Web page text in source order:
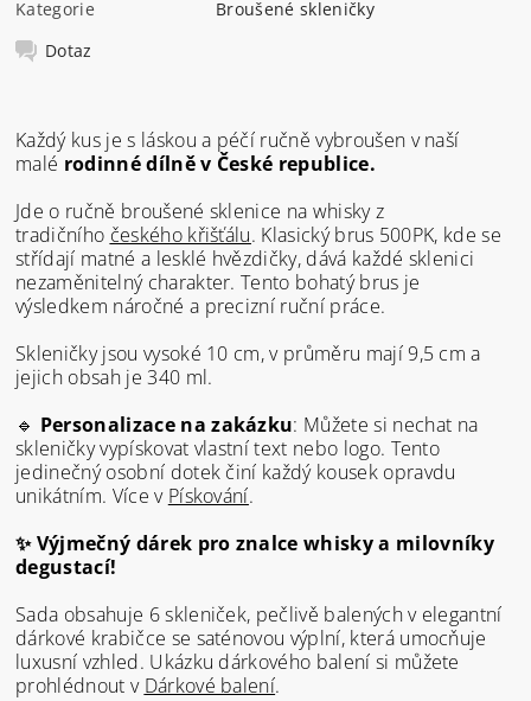
Kategorie
Broušené skleničky
Dotaz
Každý kus je s láskou a péčí ručně vybroušen v naší
malé rodinné dílně v České republice.
Jde o ručně broušené sklenice na whisky z
tradičního českého křišťálu. Klasický brus 500PK, kde se
střídají matné a lesklé hvězdičky, dává každé sklenici
nezaměnitelný charakter. Tento bohatý brus je
výsledkem náročné a precizní ruční práce.
Skleničky jsou vysoké 10 cm, v průměru mají 9,5 cm a
jejich obsah je 340 ml.
🔹 Personalizace na zakázku: Můžete si nechat na
skleničky vypískovat vlastní text nebo logo. Tento
jedinečný osobní dotek činí každý kousek opravdu
unikátním. Více v Pískování.
✨Výjmečný dárek pro znalce whisky a milovníky
degustací!
Sada obsahuje 6 skleniček, pečlivě balených v elegantní
dárkové krabičce se saténovou výplní, která umocňuje
luxusní vzhled. Ukázku dárkového balení si můžete
prohlédnout v Dárkové balení.